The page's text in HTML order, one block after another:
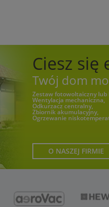
Ciesz
Twój dom
Zestaw fotowoltaiczny lub
Wentylacja mechaniczna,
Odkurzacz centralny,
Zbiornik akumulacyjny,
Ogrzewanie
O NASZEJ FIRMIE